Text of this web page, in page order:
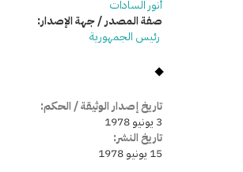
أنور السادات
صفة المصدر / جهة الإصدار:
رئيس الجمهورية
تاريخ إصدار الوثيقة / الحكم:
3 يونيو 1978
تاريخ النشر:
15 يونيو 1978